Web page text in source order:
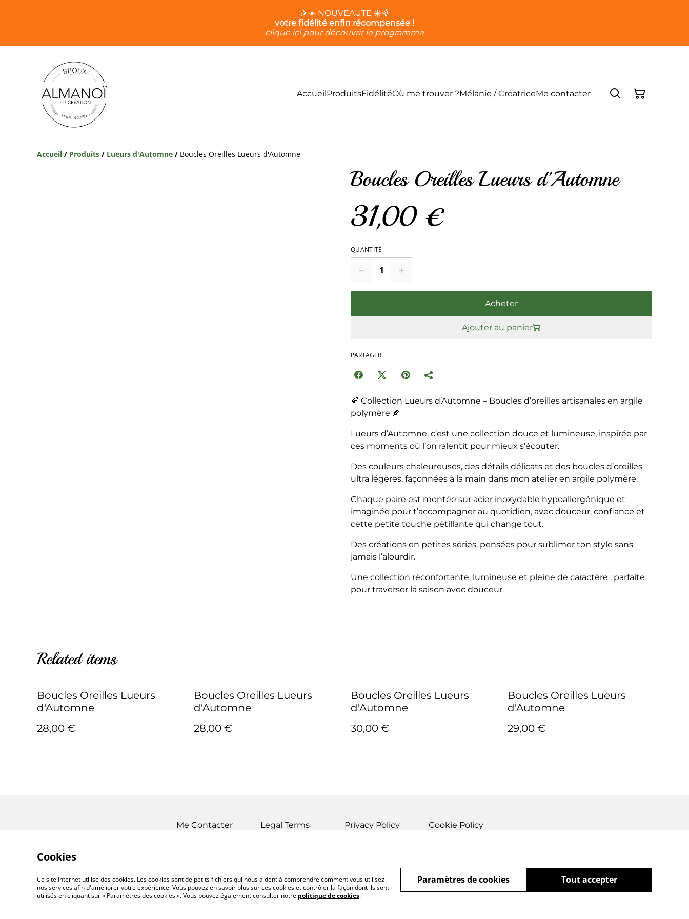
🎉☀️ NOUVEAUTE ☀️🌈
votre fidélité enfin récompensée !
clique ici pour découvrir le programme
AccueilProduitsFidélitéOù me trouver ?Mélanie / CréatriceMe contacter
Accueil / Produits / Lueurs d'Automne / Boucles Oreilles Lueurs d'Automne
Boucles Oreilles Lueurs d'Automne
31,00 €
QUANTITÉ
Acheter
Ajouter au panier
PARTAGER
🍂 Collection Lueurs d’Automne – Boucles d’oreilles artisanales en argile
polymère 🍂
Lueurs d’Automne, c’est une collection douce et lumineuse, inspirée par
ces moments où l’on ralentit pour mieux s’écouter.
Des couleurs chaleureuses, des détails délicats et des boucles d’oreilles
ultra légères, façonnées à la main dans mon atelier en argile polymère.
Chaque paire est montée sur acier inoxydable hypoallergénique et
imaginée pour t’accompagner au quotidien, avec douceur, confiance et
cette petite touche pétillante qui change tout.
Des créations en petites séries, pensées pour sublimer ton style sans
jamais l’alourdir.
Une collection réconfortante, lumineuse et pleine de caractère : parfaite
pour traverser la saison avec douceur.
Related items
Boucles Oreilles Lueurs
d'Automne
28,00 €
Boucles Oreilles Lueurs
d'Automne
28,00 €
Boucles Oreilles Lueurs
d'Automne
30,00 €
Boucles Oreilles Lueurs
d'Automne
29,00 €
Me Contacter Legal Terms Privacy Policy Cookie Policy
©2026 Almanoï Création
Cookies
Ce site Internet utilise des cookies. Les cookies sont de petits fichiers qui nous aident à comprendre comment vous utilisez
nos services afin d'améliorer votre expérience. Vous pouvez en savoir plus sur ces cookies et contrôler la façon dont ils sont
utilisés en cliquant sur « Paramètres des cookies ». Vous pouvez également consulter notre politique de cookies.
Tout accepter
Paramètres de cookies